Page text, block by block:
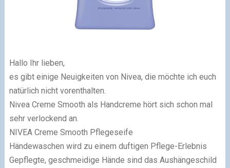
Hallo Ihr lieben,
es gibt einige Neuigkeiten von Nivea, die möchte ich euch
natürlich nicht vorenthalten.
Nivea Creme Smooth als Handcreme hört sich schon mal
sehr verlockend an.
NIVEA Creme Smooth Pflegeseife
Händewaschen wird zu einem duftigen Pflege-Erlebnis
Gepflegte, geschmeidige Hände sind das Aushängeschild